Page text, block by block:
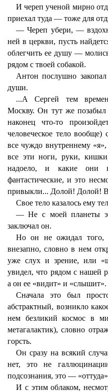
И череп ученой мирно
приехал туда — тоже для
— Череп убери, —
ней в церкви, пусть
облегчить ее душу —
рядом с твоей собакой.
Антон послушно
души.
...А Сергей тем
Москву. Он тут же позабыл
наконец что-то
человеческое тело вообще)
все чуждо внутреннему
все эти ноги, руки,
надоело, и какие они
фантастические, и это
привыкли... Долой! Долой!
Свое тело казалось ему
— Не с моей планеты
заключал он.
Но он не ожидал того,
внезапно, словно в нем
уже слух и зрение, или
увидел, что рядом с нашей
а он ее «видит» и «слышит».
Сначала это был
абстрактный, возникло
нем безликий космос в
метагалактик), словно
горсть.
Он сразу на всякий
нет, это не
подсознания, это —
И с этим облаком,